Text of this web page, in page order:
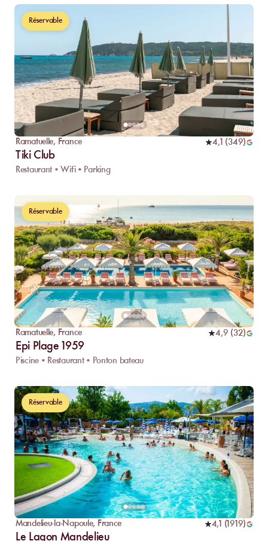
Réservable
Ramatuelle, France 4,1 (349)
Tiki Club
Restaurant • Wifi • Parking
Réservable
Ramatuelle, France 4,9 (32)
Epi Plage 1959
Piscine • Restaurant • Ponton bateau
Réservable
Mandelieu-la-Napoule, France 4,1 (1919)
Le Lagon Mandelieu